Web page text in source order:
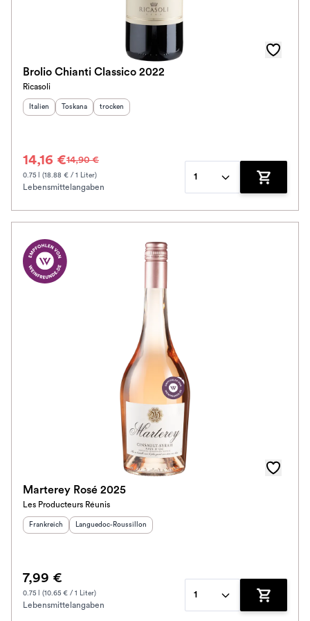
Brolio Chianti Classico 2022
Ricasoli
Herkunftsland :
Italien Herkunftsregion:
Toskana Geschmack
trocken
14,16 €14,90 €
0.75 l (18.88 € / 1 Liter)
Lebensmittelangaben
1
Zum
Marterey Rosé 2025
Les Producteurs Réunis
Herkunftsland
Frankreich Herkunftsregion:
Languedoc-Roussillon
7,99 €
0.75 l (10.65 € / 1 Liter)
Lebensmittelangaben
1
Zum